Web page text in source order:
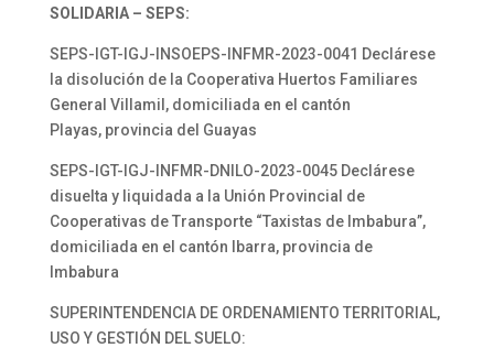
SOLIDARIA – SEPS:
SEPS-IGT-IGJ-INSOEPS-INFMR-2023-0041 Declárese
la disolución de la Cooperativa Huertos Familiares
General Villamil, domiciliada en el cantón
Playas, provincia del Guayas
SEPS-IGT-IGJ-INFMR-DNILO-2023-0045 Declárese
disuelta y liquidada a la Unión Provincial de
Cooperativas de Transporte “Taxistas de Imbabura”,
domiciliada en el cantón Ibarra, provincia de
Imbabura
SUPERINTENDENCIA DE ORDENAMIENTO TERRITORIAL,
USO Y GESTIÓN DEL SUELO: